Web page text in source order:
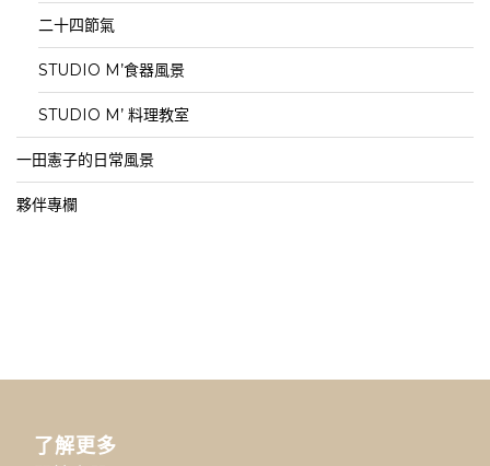
二十四節氣
STUDIO M’食器風景
STUDIO M’ 料理教室
一田憲子的日常風景
夥伴專欄
了解更多